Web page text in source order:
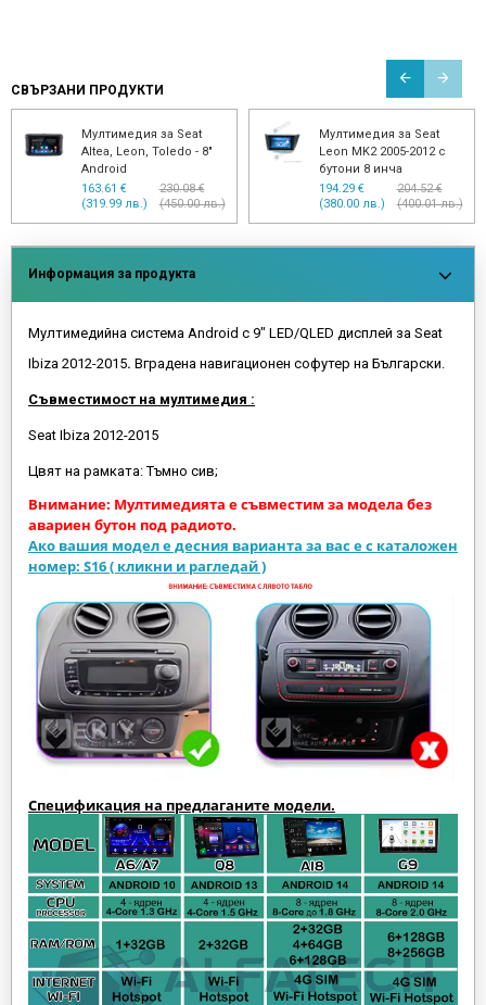
СВЪРЗАНИ ПРОДУКТИ
Мултимедия за Seat
Altea, Leon, Toledo - 8"
Android
163.61 €
(319.99 лв.)
230.08 €
(450.00 лв.)
Мултимедия за Seat
Leon MK2 2005-2012 с
бутони 8 инча
194.29 €
(380.00 лв.)
204.52 €
(400.01 лв.)
Информация за продукта
Мултимедийна система Android с 9" LED/QLED дисплей за Seat
Ibiza 2012-2015. Вградена навигационен софутер на Български.
Съвместимост на мултимедия :
Seat Ibiza 2012-2015
Цвят на рамката: Тъмно сив;
Внимание: Мултимедията е съвместим за модела без
авариен бутон под радиото.
Ако вашия модел е десния варианта за вас е с каталожен
номер: S16 ( кликни и рагледай )
Спецификация на предлаганите модели.